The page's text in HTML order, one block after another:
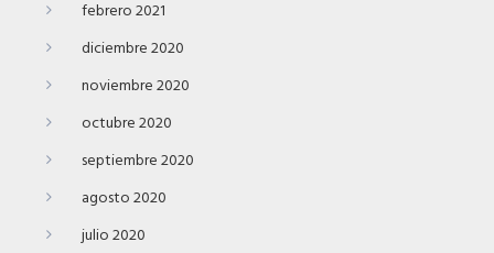
febrero 2021
diciembre 2020
noviembre 2020
octubre 2020
septiembre 2020
agosto 2020
julio 2020